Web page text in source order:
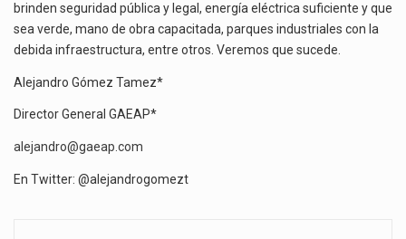
brinden seguridad pública y legal, energía eléctrica suficiente y que
sea verde, mano de obra capacitada, parques industriales con la
debida infraestructura, entre otros. Veremos que sucede.
Alejandro Gómez Tamez*
Director General GAEAP*
alejandro@gaeap.com
En Twitter: @alejandrogomezt